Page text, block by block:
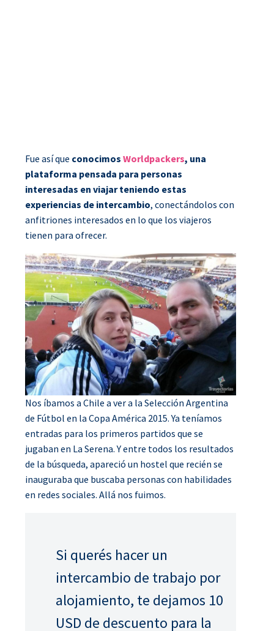
Fue así que conocimosWorldpackers, una
plataforma pensada para personas
interesadas en viajar teniendo estas
experiencias de intercambio, conectándolos con
anfitriones interesados en lo que los viajeros
tienen para ofrecer.
Nos íbamos a Chile a ver a la Selección Argentina
de Fútbol en la Copa América 2015. Ya teníamos
entradas para los primeros partidos que se
jugaban en La Serena. Y entre todos los resultados
de la búsqueda, apareció un hostel que recién se
inauguraba que buscaba personas con habilidades
en redes sociales. Allá nos fuimos.
Si querés hacer un
intercambio de trabajo por
alojamiento, te dejamos 10
USD de descuento para la